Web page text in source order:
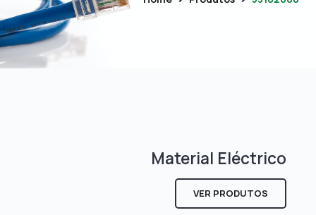
Material Eléctrico
VER PRODUTOS